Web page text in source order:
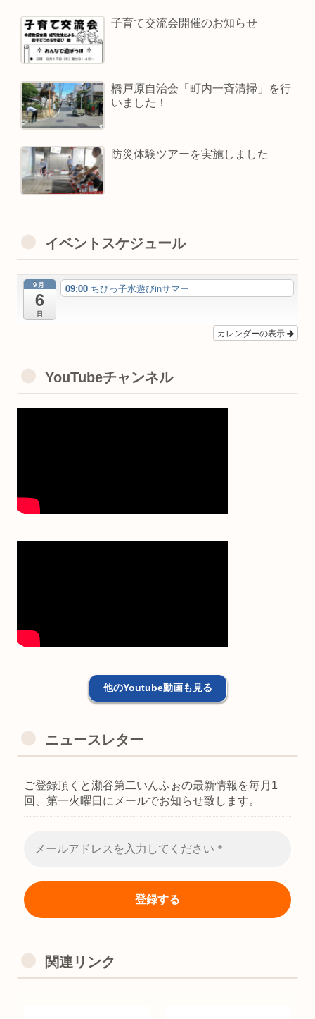
子育て交流会開催のお知らせ
橋戸原自治会「町内一斉清掃」を行
いました！
防災体験ツアーを実施しました
イベントスケジュール
9月
6
日
09:00 ちびっ子水遊びinサマー
カレンダーの表示
YouTubeチャンネル
他のYoutube動画も見る
ニュースレター
ご登録頂くと瀬谷第二いんふぉの最新情報を毎月1
回、第一火曜日にメールでお知らせ致します。
関連リンク